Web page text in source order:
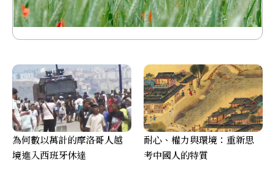
為何數以萬計的摩洛哥人越
境進入西班牙休達
耐心、權力與環境：重新思
考中國人的特質